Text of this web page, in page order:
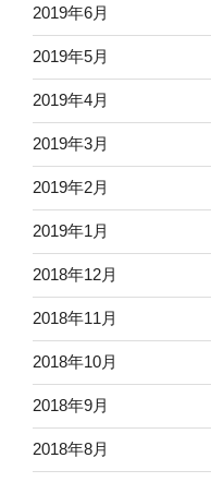
2019年6月
2019年5月
2019年4月
2019年3月
2019年2月
2019年1月
2018年12月
2018年11月
2018年10月
2018年9月
2018年8月